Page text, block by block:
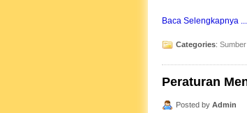
Baca Selengkapnya
Categories:
Peraturan
Posted by Admin